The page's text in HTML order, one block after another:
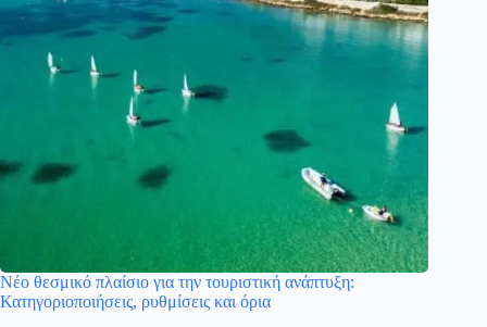
Νέο θεσμικό πλαίσιο για την τουριστική ανάπτυξη:
Κατηγοριοποιήσεις, ρυθμίσεις και όρια